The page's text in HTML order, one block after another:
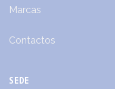
Marcas
Contactos
SEDE